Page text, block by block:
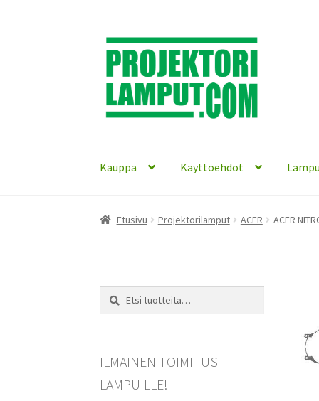
Siirry
navigointiin
Siirry
sisältöön
Kauppa Käyttöehdot
Etusivu Projektorilamput ACER ACER
Etsi:
Haku
ILMAINEN TOIMITUS
LAMPUILLE!